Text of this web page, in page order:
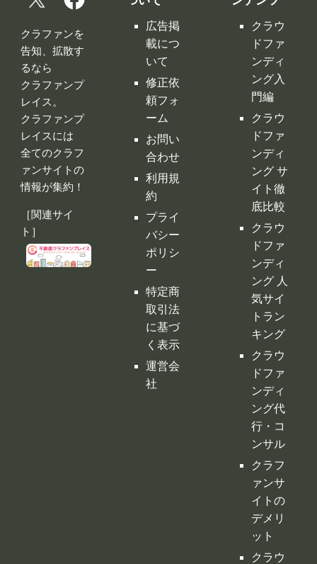
クラファンを
告知、拡散す
るなら
クラファンプ
レイス。
クラファンプ
レイスには
全てのクラフ
ァンサイトの
情報が集約！
［関連サイ
ト］
広告掲
載につ
いて
修正依
頼フォ
ーム
お問い
合わせ
利用規
約
プライ
バシー
ポリシ
ー
特定商
取引法
に基づ
く表示
運営会
社
クラウ
ドファ
ンディ
ング入
門編
クラウ
ドファ
ンディ
ング サ
イト徹
底比較
クラウ
ドファ
ンディ
ング 人
気サイ
トラン
キング
クラウ
ドファ
ンディ
ング代
行・コ
ンサル
クラフ
ァンサ
イトの
デメリ
ット
クラウ